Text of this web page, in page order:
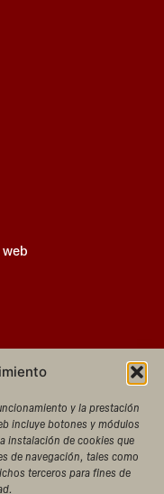
y la prestación
incluye botones y módulos
instalación de cookies que
de navegación, tales como
terceros para fines de
web